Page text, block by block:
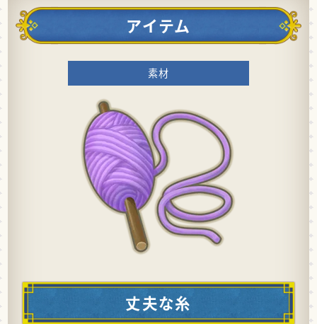
アイテム
素材
丈夫な糸